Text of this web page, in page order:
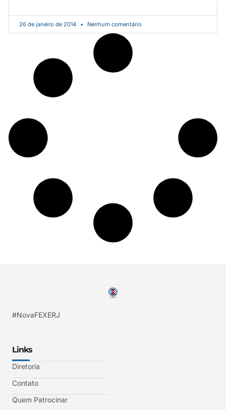
26 de janeiro de 2014 Nenhum comentário
#NovaFEXERJ
Links
Diretoria
Contato
Quem Patrocinar